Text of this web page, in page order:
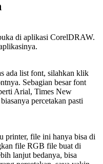
di aplikasi CorelDRAW.
ada list font, silahkan klik
Sebagian besar font
Arial, Times New
percetakan pasti
printer, file ini hanya bisa di
file RGB file buat di
lanjut bedanya, bisa